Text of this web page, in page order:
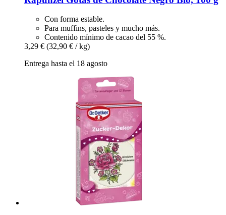
Con forma estable.
Para muffins, pasteles y mucho más.
Contenido mínimo de cacao del 55 %.
3,29 € (32,90 € / kg)
Entrega hasta el 18 agosto